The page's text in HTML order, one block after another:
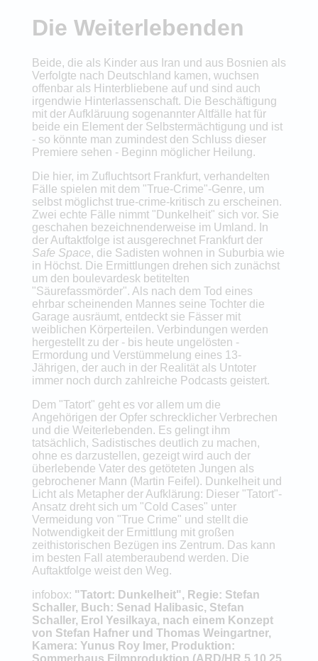
Die Weiterlebenden
Beide, die als Kinder aus Iran und aus Bosnien als
Verfolgte nach Deutschland kamen, wuchsen
offenbar als Hinterbliebene auf und sind auch
irgendwie Hinterlassenschaft. Die Beschäftigung
mit der Aufkläruung sogenannter Altfälle hat für
beide ein Element der Selbstermächtigung und ist
- so könnte man zumindest den Schluss dieser
Premiere sehen - Beginn möglicher Heilung.
Die hier, im Zufluchtsort Frankfurt, verhandelten
Fälle spielen mit dem "True-Crime"-Genre, um
selbst möglichst true-crime-kritisch zu erscheinen.
Zwei echte Fälle nimmt "Dunkelheit" sich vor. Sie
geschahen bezeichnenderweise im Umland. In
der Auftaktfolge ist ausgerechnet Frankfurt der
Safe Space, die Sadisten wohnen in Suburbia wie
in Höchst. Die Ermittlungen drehen sich zunächst
um den boulevardesk betitelten
"Säurefassmörder". Als nach dem Tod eines
ehrbar scheinenden Mannes seine Tochter die
Garage ausräumt, entdeckt sie Fässer mit
weiblichen Körperteilen. Verbindungen werden
hergestellt zu der - bis heute ungelösten -
Ermordung und Verstümmelung eines 13-
Jährigen, der auch in der Realität als Untoter
immer noch durch zahlreiche Podcasts geistert.
Dem "Tatort" geht es vor allem um die
Angehörigen der Opfer schrecklicher Verbrechen
und die Weiterlebenden. Es gelingt ihm
tatsächlich, Sadistisches deutlich zu machen,
ohne es darzustellen, gezeigt wird auch der
überlebende Vater des getöteten Jungen als
gebrochener Mann (Martin Feifel). Dunkelheit und
Licht als Metapher der Aufklärung: Dieser "Tatort"-
Ansatz dreht sich um "Cold Cases" unter
Vermeidung von "True Crime" und stellt die
Notwendigkeit der Ermittlung mit großen
zeithistorischen Bezügen ins Zentrum. Das kann
im besten Fall atemberaubend werden. Die
Auftaktfolge weist den Weg.
infobox: "Tatort: Dunkelheit", Regie: Stefan
Schaller, Buch: Senad Halibasic, Stefan
Schaller, Erol Yesilkaya, nach einem Konzept
von Stefan Hafner und Thomas Weingartner,
Kamera: Yunus Roy Imer, Produktion:
Sommerhaus Filmproduktion (ARD/HR 5.10.25,